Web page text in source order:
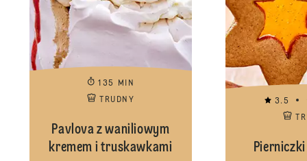
135 MIN
TRUDNY
Pavlova z waniliowym
kremem i truskawkami
3.5